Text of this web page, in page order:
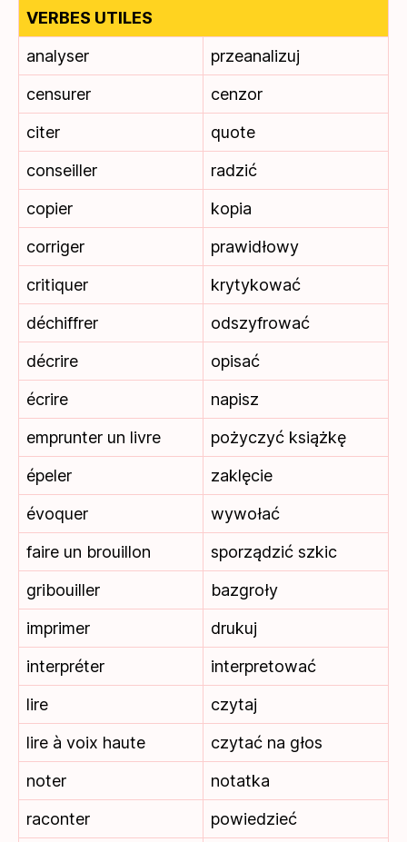
VERBES UTILES
analyser
przeanalizuj
censurer
cenzor
citer
quote
conseiller
radzić
copier
kopia
corriger
prawidłowy
critiquer
krytykować
déchiffrer
odszyfrować
décrire
opisać
écrire
napisz
emprunter un livre
pożyczyć książkę
épeler
zaklęcie
évoquer
wywołać
faire un brouillon
sporządzić szkic
gribouiller
bazgroły
imprimer
drukuj
interpréter
interpretować
lire
czytaj
lire à voix haute
czytać na głos
noter
notatka
raconter
powiedzieć